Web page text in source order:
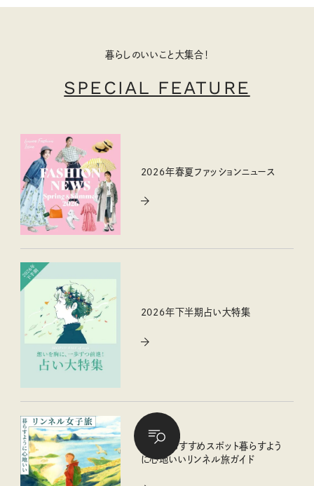
暮らしのいいこと大集合！
SPECIAL FEATURE
2026年春夏ファッションニュース
2026年下半期占い大特集
女子旅おすすめスポット暮らすよう
に心地いいリンネル旅ガイド